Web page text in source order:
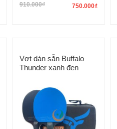
910.000₫ 750.000₫
Vợt dán sẵn Buffalo
Thunder xanh đen